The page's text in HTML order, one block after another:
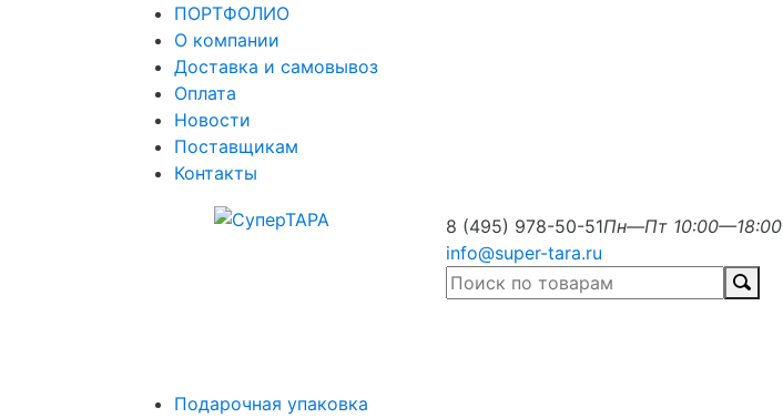
ПОРТФОЛИО
О компании
Доставка и самовывоз
Оплата
Новости
Поставщикам
Контакты
8 (495) 978-50-51Пн—Пт 10:00—18:00
info@super-tara.ru
Подарочная упаковка